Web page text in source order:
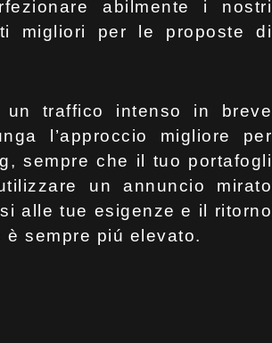
abilmente i nostri
migliori per le proposte di
traffico intenso in breve
l’approccio migliore per
sempre che il tuo portafogli
un annuncio mirato
alle tue esigenze e il ritorno
è sempre piú elevato.